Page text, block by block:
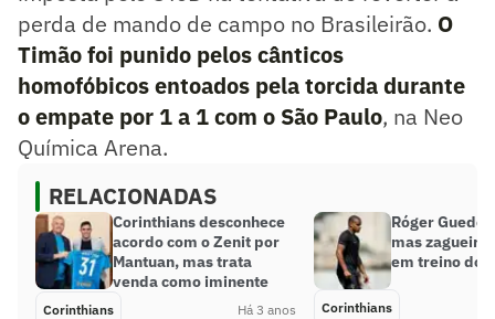
perda de mando de campo no Brasileirão. O
Timão foi punido pelos cânticos
homofóbicos entoados pela torcida durante
o empate por 1 a 1 com o São Paulo, na Neo
Química Arena.
RELACIONADAS
Corinthians desconhece
acordo com o Zenit por
Mantuan, mas trata
venda como iminente
Corinthians Há 3 anos
Róger
mas zagueiro
em treino do
Corinthians